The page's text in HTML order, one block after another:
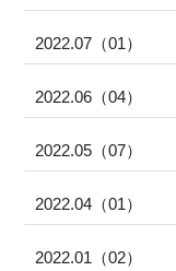
2022.07（01）
2022.06（04）
2022.05（07）
2022.04（01）
2022.01（02）